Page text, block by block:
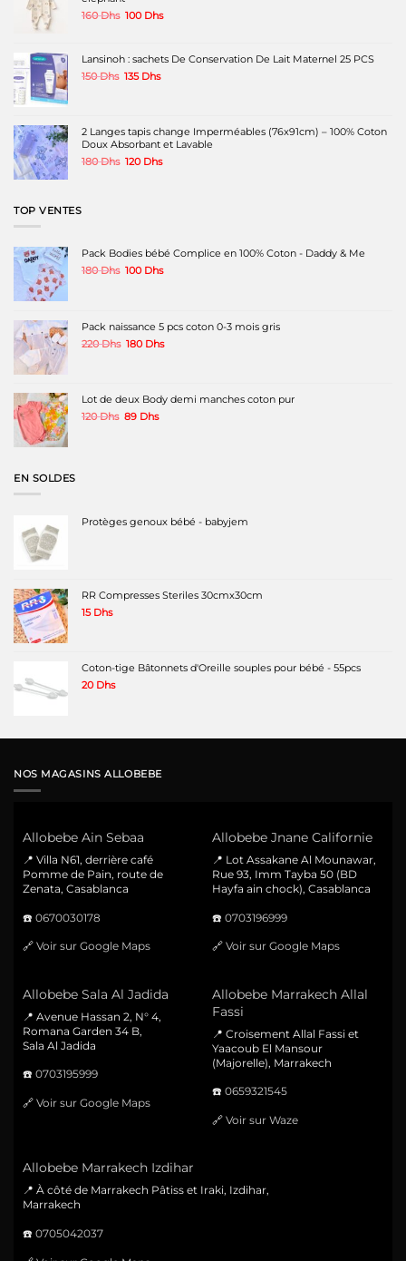
160Dhs Le
était :
160 Dhs.
100 DhsLe
100 Dhs.
Lansinoh : sachets De Conservation De Lait Maternel 25 PCS
150Dhs Le
150 Dhs.
135 DhsLe
135 Dhs.
2 Langes tapis change Imperméables (76x91cm) – 100% Coton
Doux Absorbant et Lavable
180Dhs Le
120 DhsLe
TOP VENTES
Pack Bodies bébé Complice en 100% Coton - Daddy & Me
180Dhs Le
180 Dhs.
100 DhsLe
100 Dhs.
Pack naissance 5 pcs coton 0-3 mois gris
220Dhs Le
220 Dhs.
180 DhsLe
180 Dhs.
Lot de deux Body demi manches coton pur
120Dhs Le
89 DhsLe
EN SOLDES
Protèges genoux bébé - babyjem
RR Compresses Steriles 30cmx30cm
15 Dhs
Coton-tige Bâtonnets d'Oreille souples pour bébé - 55pcs
20 Dhs
NOS MAGASINS ALLOBEBE
Allobebe Ain Sebaa
📍 Villa N61, derrière café
Pomme de Pain, route de
Zenata, Casablanca
☎️ 0670030178
🔗 Voir sur Google Maps
Allobebe Jnane Californie
📍 Lot Assakane Al Mounawar,
Rue 93, Imm Tayba 50 (BD
Hayfa ain chock), Casablanca
☎️ 0703196999
🔗 Voir sur Google Maps
Allobebe Sala Al Jadida
📍 Avenue Hassan 2, N° 4,
Romana Garden 34 B,
Sala Al Jadida
☎️ 0703195999
🔗 Voir sur Google Maps
Allobebe Marrakech Allal
Fassi
📍 Croisement Allal Fassi et
Yaacoub El Mansour
(Majorelle), Marrakech
☎️ 0659321545
🔗 Voir sur Waze
Allobebe Marrakech Izdihar
📍 À côté de Marrakech Pâtiss et Iraki, Izdihar,
Marrakech
☎️ 0705042037